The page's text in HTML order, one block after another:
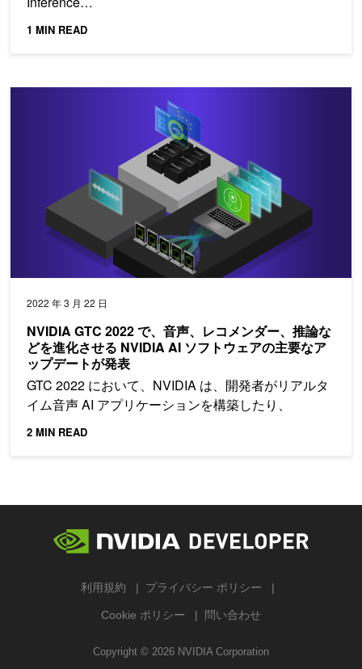
1 MIN READ
2022 年 3 月 22 日
NVIDIA GTC 2022 で、音声、レコメンダー、推論な
どを進化させる NVIDIA AI ソフトウェアの主要なア
ップデートが発表
GTC 2022 において、NVIDIA は、開発者がリアルタ
イム音声 AI アプリケーションを構築したり、
2 MIN READ
利用規約 プライバシー ポリシー
Cookie ポリシー 問い合わせ
Copyright © 2026 NVIDIA Corporation